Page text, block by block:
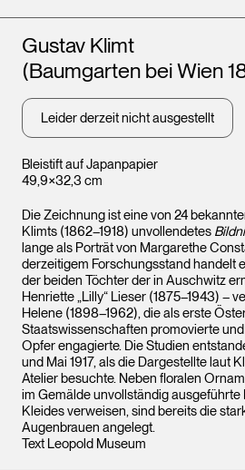
Bleistift auf Japanpapier
49,9×32,3 cm
Künstler*innen
Gustav Klimt
(Baumgarten bei Wien
Leider derzeit nicht ausgestellt
Die Zeichnung ist eine von 24
Klimts (1862–1918) unvollendetes
lange als Porträt von Margarethe
derzeitigem Forschungsstand handelt
der beiden Töchter der in Auschwitz
Henriette „Lilly“ Lieser (1875–1943) –
Helene (1898–1962), die als erste
Staatswissenschaften promovierte
Opfer engagierte. Die Studien
und Mai 1917, als die Dargestellte laut
Atelier besuchte. Neben floralen
im Gemälde unvollständig
Kleides verweisen, sind bereits die
Augenbrauen angelegt.
Text Leopold Museum